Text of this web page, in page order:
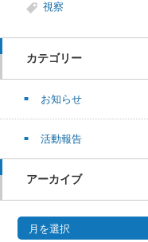
視察
カテゴリー
お知らせ
活動報告
アーカイブ
アーカイブ